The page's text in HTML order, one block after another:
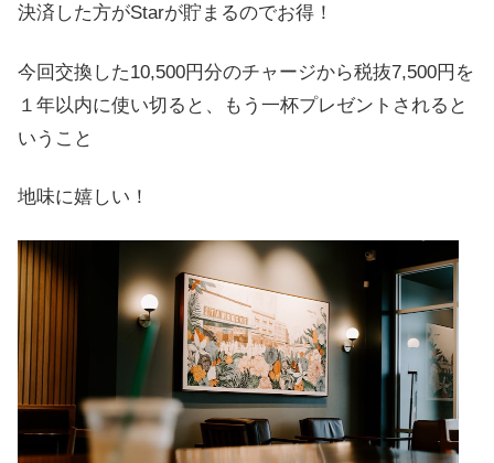
決済した方がStarが貯まるのでお得！
今回交換した10,500円分のチャージから税抜7,500円を
１年以内に使い切ると、もう一杯プレゼントされると
いうこと
地味に嬉しい！